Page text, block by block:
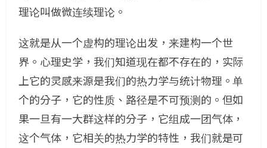
理论叫做微连续理论。
这就是从一个虚构的理论出发，来建构一个世
界。心理史学，我们知道现在都不存在的，实际
上它的灵感来源是我们的热力学与统计物理。单
个的分子，它的性质、路径是不可预测的。但如
果一旦有一大群这样的分子，它组成一团气体，
这个气体，它相关的热力学的特性，我们就是可